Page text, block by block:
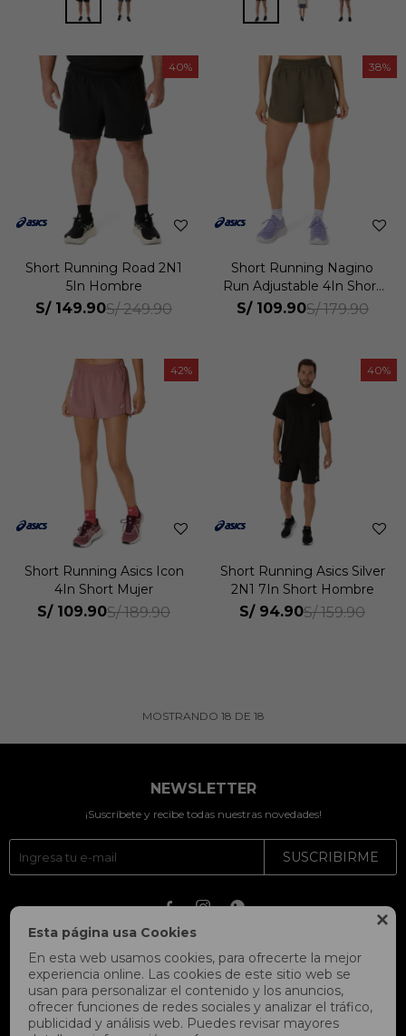

Esta página usa Cookies
En esta web usamos cookies, para ofrecerte la mejor
experiencia online. Las cookies de este sitio web se
usan para personalizar el contenido y los anuncios,
ofrecer funciones de redes sociales y analizar el tráfico,
publicidad y análisis web. Puedes revisar mayores
40
Short Running Road 2N1
5In Hombre
S/ 149.90S/ 249.90
38
Short Running Nagino
Run Adjustable 4In Short
Mujer
S/ 109.90S/ 179.90
42
Short Running Asics Icon
4In Short Mujer
S/ 109.90S/ 189.90
40
Short Running Asics Silver
2N1 7In Short Hombre
S/ 94.90S/ 159.90
MOSTRANDO 18 DE 18
NEWSLETTER
¡Suscríbete y recibe todas nuestras novedades!
SUSCRIBIRME
  